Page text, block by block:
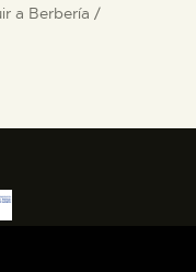
a Berbería /